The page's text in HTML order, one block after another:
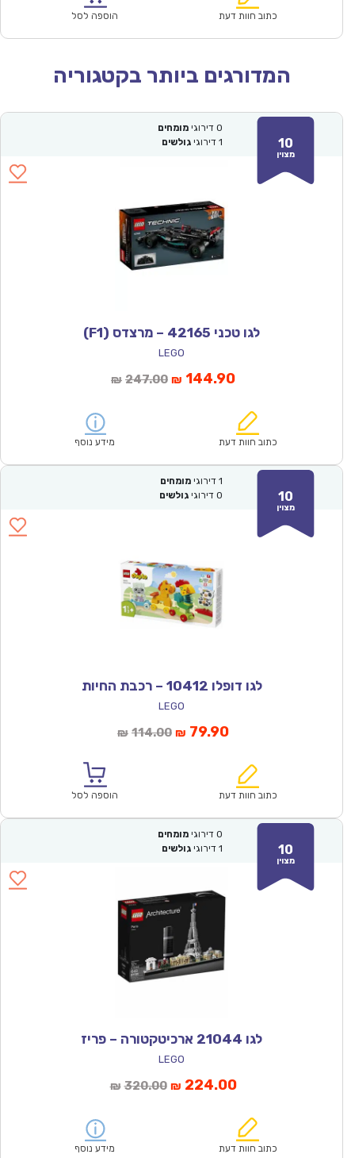
₪86.00.
כתוב חוות דעת הוספה לסל
המדורגים ביותר בקטגוריה
10
מצוין
0 דירוגי מומחים
1 דירוגי גולשים
לגו טכני 42165 – מרצדס (F1)
LEGO
₪ 247.00המחיר
₪247.00.
₪ 144.90המחיר
הוא:
כתוב חוות דעת מידע נוסף
10
מצוין
1 דירוגי מומחים
0 דירוגי גולשים
לגו דופלו 10412 – רכבת החיות
LEGO
₪ 114.00המחיר
₪114.00.
₪ 79.90המחיר
הוא:
כתוב חוות דעת הוספה לסל
10
מצוין
0 דירוגי מומחים
1 דירוגי גולשים
לגו 21044 ארכיטקטורה – פריז
LEGO
₪ 320.00המחיר
₪320.00.
₪ 224.00המחיר
הוא:
כתוב חוות דעת מידע נוסף